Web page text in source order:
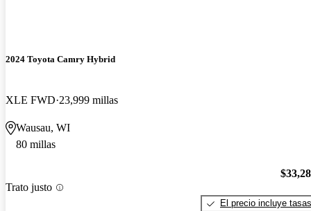
2024 Toyota Camry Hybrid
XLE FWD 23,999 millas
Wausau, WI
80 millas
Trato justo
El precio incluye tasas